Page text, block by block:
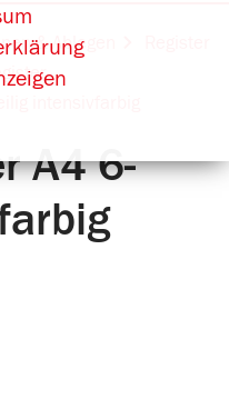
& Ablegen
A4 6-